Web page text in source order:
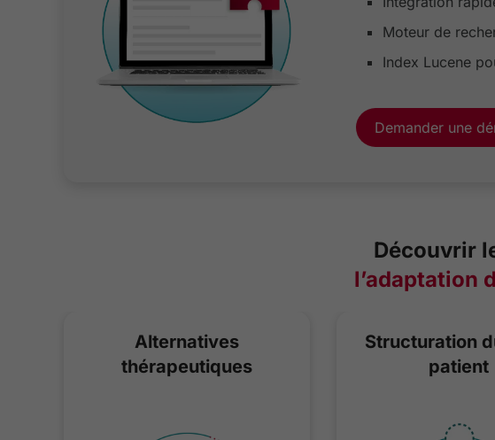
Moteur de
Index Lucene
Demander une
Découvrir
l’adaptation
Alternatives
thérapeutiques
Structuration
patient